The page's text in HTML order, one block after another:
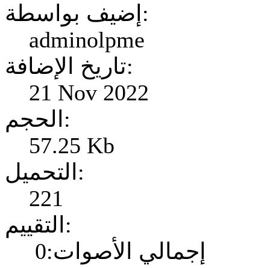
إضيف بواسطة:
adminolpme
تاريخ الإضافة:
21 Nov 2022
الحجم:
57.25 Kb
التحميل:
221
التقييم:
إجمالي الأصوات:0